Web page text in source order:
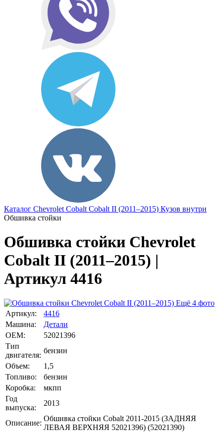
Каталог Chevrolet Cobalt Cobalt II (2011–2015) Кузов внутри
Обшивка стойки
Обшивка стойки Chevrolet
Cobalt II (2011–2015) |
Артикул 4416
Ещё 4 фото
Артикул:
4416
Машина:
Детали
OEM:
52021396
Тип
двигателя:
бензин
Объем:
1,5
Топливо:
бензин
Коробка:
мкпп
Год
выпуска:
2013
Описание:
Обшивка стойки Cobalt 2011-2015 (ЗАДНЯЯ
ЛЕВАЯ ВЕРХНЯЯ 52021396) (52021390)